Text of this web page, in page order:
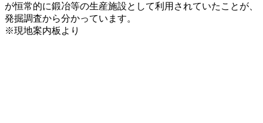
が恒常的に鍛冶等の生産施設として利用されていたことが、
発掘調査から分かっています。
※現地案内板より